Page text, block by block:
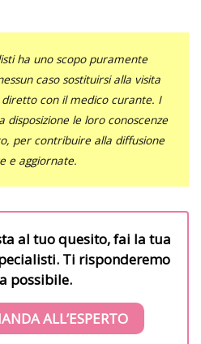
ha uno scopo puramente
caso sostituirsi alla visita
con il medico curante. I
le loro conoscenze
per contribuire alla diffusione
e aggiornate.
al tuo quesito, fai la tua
Ti risponderemo
possibile.
ALL’ESPERTO